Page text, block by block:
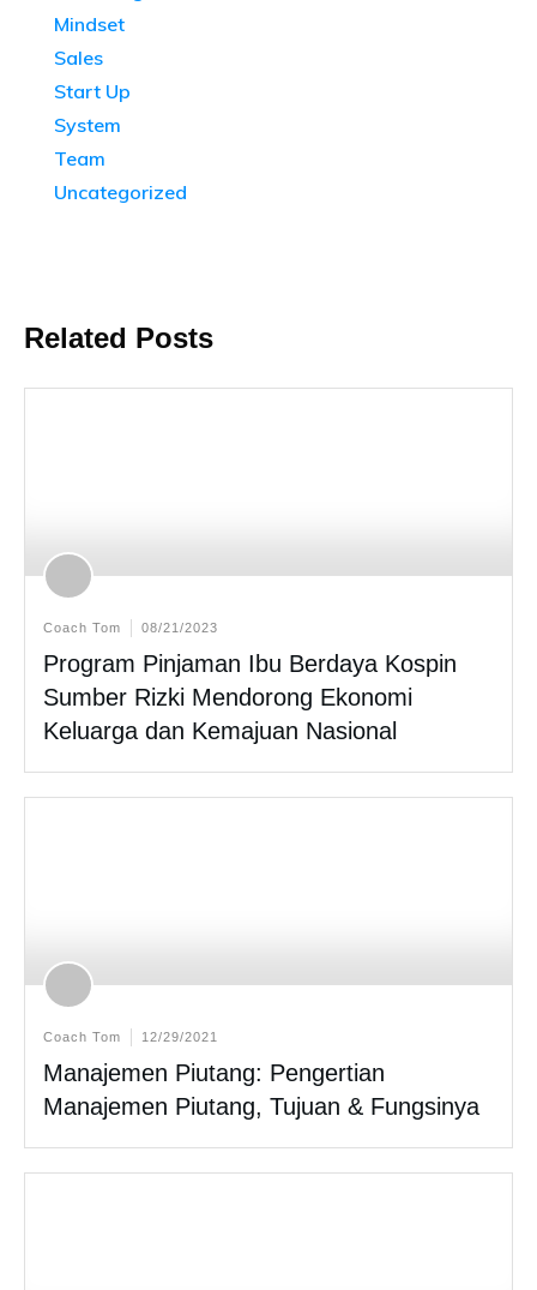
Mindset
Sales
Start Up
System
Team
Uncategorized
Related Posts
Coach Tom 08/21/2023
Program Pinjaman Ibu Berdaya Kospin
Sumber Rizki Mendorong Ekonomi
Keluarga dan Kemajuan Nasional
Coach Tom 12/29/2021
Manajemen Piutang: Pengertian
Manajemen Piutang, Tujuan & Fungsinya